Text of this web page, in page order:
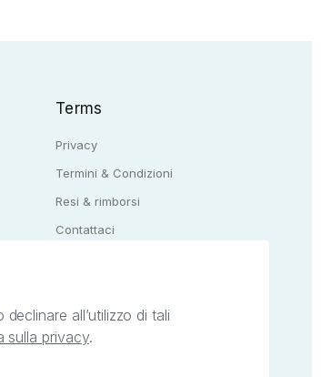
Terms
Privacy
Termini & Condizioni
Resi & rimborsi
Contattaci
ai marchi, loghi e
all’utilizzo di tali
sulla privacy.